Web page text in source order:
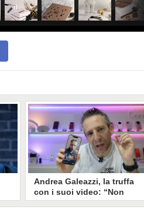
Andrea Galeazzi, la truffa
con i suoi video: “Non
sono io quello. Mi hanno